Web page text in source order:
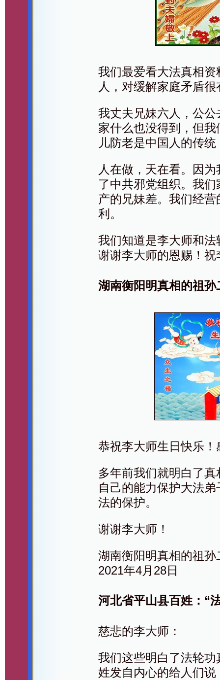
我们最爱看大法真相
人，对缓解家庭矛盾
我丈夫兄妹六人，公
家什么也没得到，但
儿防老是中国人的传
人在做，天在看。因
了中共邪党组织。我
产的兄妹差。我们经
利。
我们知道是李大师和
谢谢李大师的恩赐！
湖南衡阳明真相的祖
恭祝李大师生日快乐
多年前我们就明白了
自己的能力保护大法
法的保护。
谢谢李大师！
湖南衡阳明真相的祖孙
2021年4月28日
河北省平山县百姓：“
慈悲的李大师：
我们这些明白了法轮
姓发自内心的给人们说